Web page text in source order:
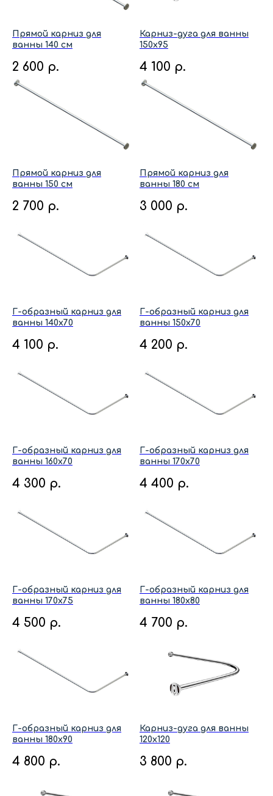
Прямой карниз для
ванны 140 см
2 600 р.
Карниз-дуга для ванны
150x95
4 100 р.
Прямой карниз для
ванны 150 см
2 700 р.
Прямой карниз для
ванны 180 см
3 000 р.
Г-образный карниз для
ванны 140x70
4 100 р.
Г-образный карниз для
ванны 150x70
4 200 р.
Г-образный карниз для
ванны 160x70
4 300 р.
Г-образный карниз для
ванны 170x70
4 400 р.
Г-образный карниз для
ванны 170x75
4 500 р.
Г-образный карниз для
ванны 180x80
4 700 р.
Г-образный карниз для
ванны 180x90
4 800 р.
Карниз-дуга для ванны
120x120
3 800 р.